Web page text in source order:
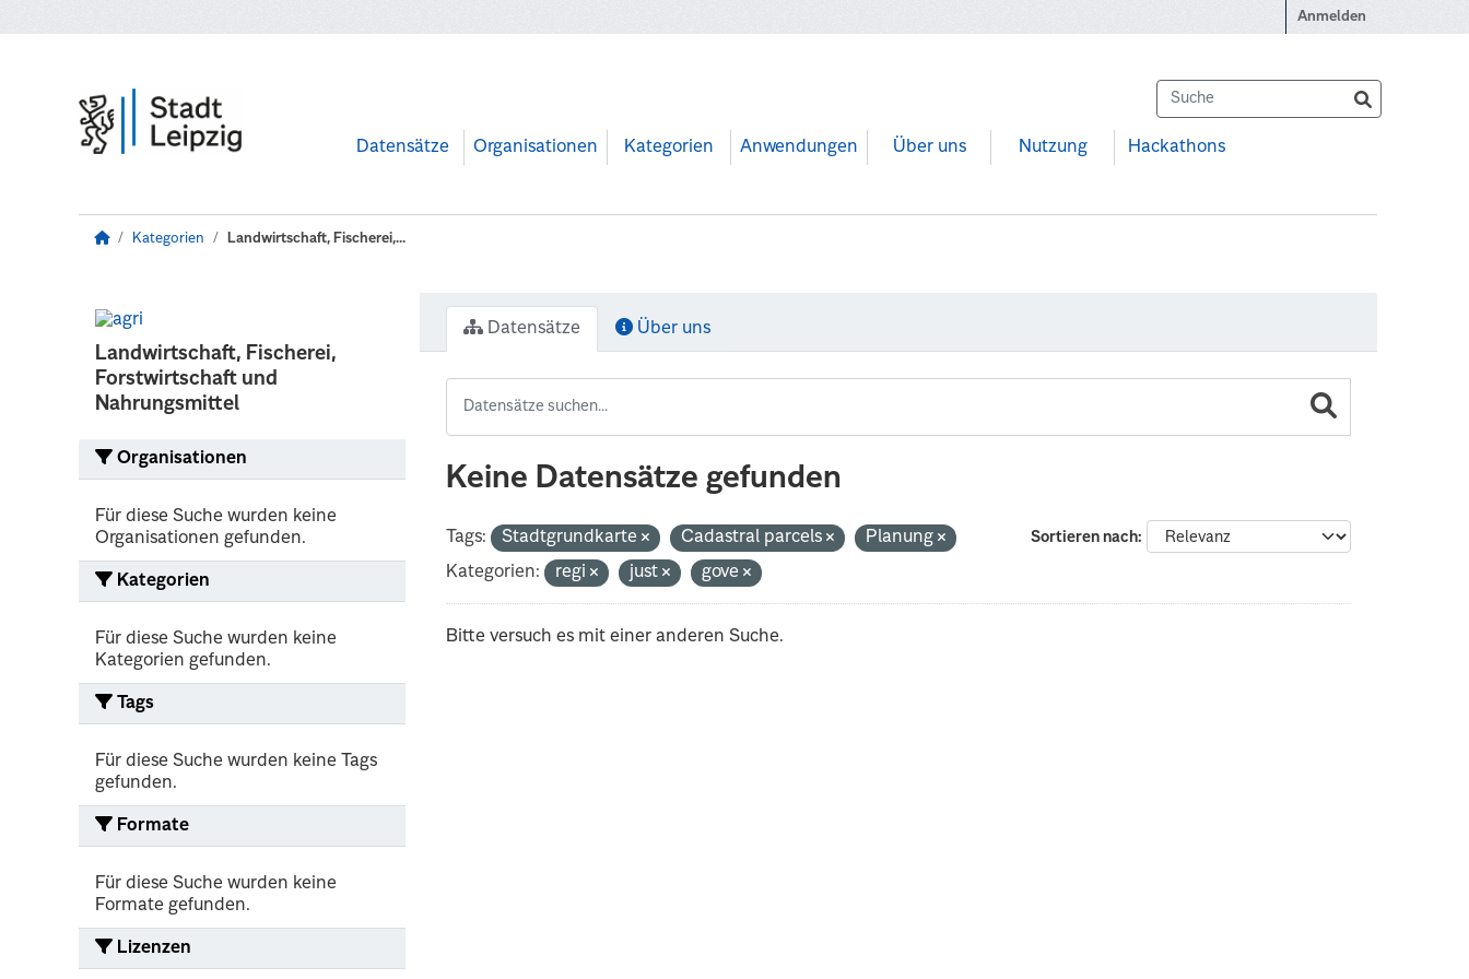
Anmelden
Datensätze Organisationen Kategorien Anwendungen Über uns Nutzung Hackathons
Kategorien Landwirtschaft, Fischerei,...
Landwirtschaft, Fischerei,
Forstwirtschaft und
Nahrungsmittel
Organisationen
Für diese Suche wurden keine
Organisationen gefunden.
Kategorien
Für diese Suche wurden keine
Kategorien gefunden.
Tags
Für diese Suche wurden keine Tags
gefunden.
Formate
Für diese Suche wurden keine
Formate gefunden.
Lizenzen
Datensätze Über uns
Keine Datensätze gefunden
Sortieren nach
Tags: Stadtgrundkarte Cadastral parcels
Planung
Kategorien:
regi just gove
Bitte versuch es mit einer anderen Suche.